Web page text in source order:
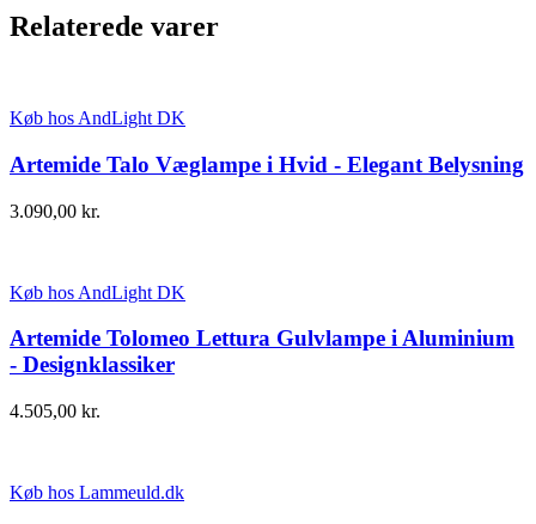
Relaterede varer
Køb hos AndLight DK
Artemide Talo Væglampe i Hvid - Elegant Belysning
3.090,00 kr.
Køb hos AndLight DK
Artemide Tolomeo Lettura Gulvlampe i Aluminium
- Designklassiker
4.505,00 kr.
Køb hos Lammeuld.dk